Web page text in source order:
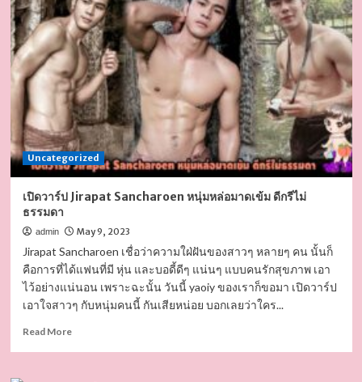
แบบ
หน้า
ใหม่
หุ่น
แซ่
บ
ไม่
ธรรมดา
เป้า
เต็มตา
ทะลุ
จอ
Uncategorized
เปิดวาร์ป Jirapat Sancharoen หนุ่มหล่อมาดเข้ม ดีกรีไม่
ธรรมดา
admin May 9, 2023
Jirapat Sancharoen เชื่อว่าความใฝ่ฝันของสาวๆ หลายๆ คน นั้นก็
คือการที่ได้แฟนที่มี หุ่น และบอดี้ดีๆ แน่นๆ แบบคนรักสุขภาพ เอา
ไว้อย่างแน่นอน เพราะฉะนั้น วันนี้ yaoiy ของเราก็ขอมา เปิดวาร์ป
เอาใจสาวๆ กับหนุ่มคนนี้ กันเสียหน่อย บอกเลยว่าใคร...
Read MoreRead